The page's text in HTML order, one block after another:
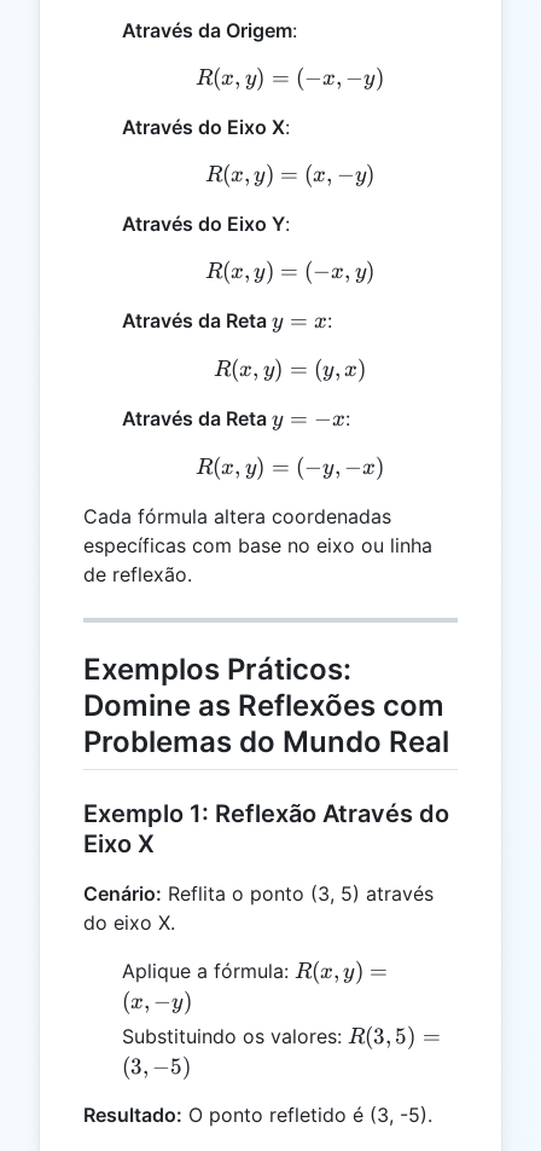
Através da Origem:
R(x, y) = (-x, -y)
R(x, y) = (−x, −y)
Através do Eixo X:
R(x, y) = (x, -y)
R(x, y) = (x, −y)
Através do Eixo Y:
R(x, y) = (-x, y)
R(x, y) = (−x, y)
Através da Reta y
x
y = x:
R(x, y) = (y, x)
R(x, y) = (y, x)
Através da Reta y
-
y = −x:
R(x, y) = (-y, -x)
R(x, y) = (−y, −x)
Cada fórmula altera coordenadas
específicas com base no eixo ou linha
de reflexão.
Exemplos Práticos:
Domine as Reflexões com
Problemas do Mundo Real
Exemplo 1: Reflexão Através do
Eixo X
Cenário: Reflita o ponto (3, 5) através
do eixo X.
Aplique a fórmula: R(x,
=
(x, -
R(x, y) =
(x, −y)
Substituindo os valores: R(3,
(3,
R(3, 5) =
(3, −5)
Resultado: O ponto refletido é (3, -5).